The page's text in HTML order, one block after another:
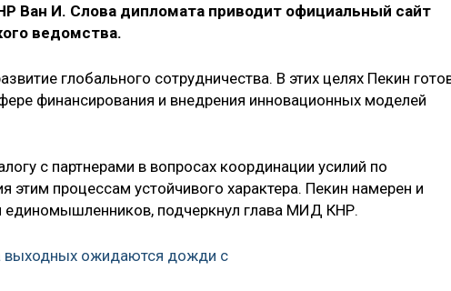
Ван И. Слова дипломата приводит официальный сайт
ведомства.
глобального сотрудничества. В этих целях Пекин
финансирования и внедрения инновационных моделей
с партнерами в вопросах координации усилий по
этим процессам устойчивого характера. Пекин намерен и
единомышленников, подчеркнул глава МИД КНР.
выходных ожидаются дожди с